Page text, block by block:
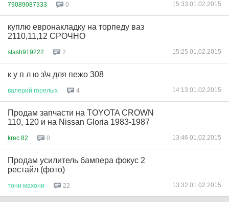
79089087333 0 15:33 01.02.2015
куплю евронакладку на торпеду ваз
2110,11,12 СРОЧНО
slash919222 2 15:25 01.02.2015
к у п л ю з\ч для пежо 308
валерий горелых 4 14:13 01.02.2015
Продам запчасти на TOYOTA CROWN
110, 120 и на Nissan Gloria 1983-1987
krec 82 0 13:46 01.02.2015
Продам усилитель бампера фокус 2
рестайл (фото)
тони махони 22 13:32 01.02.2015